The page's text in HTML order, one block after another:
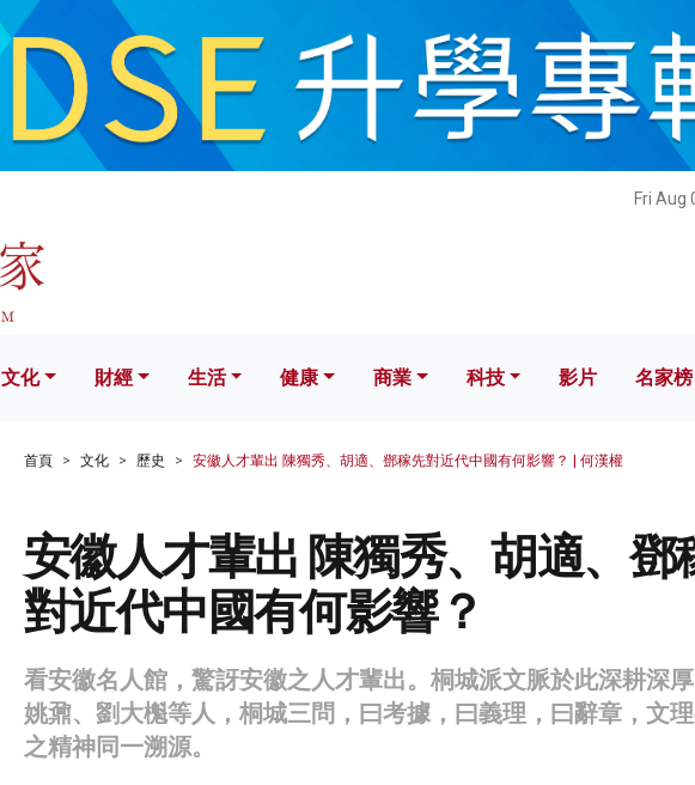
Fri Aug
財經 生活 健康 科技 影片 名
文化 財經 生活 健康 商業 科技 影片 名家榜
首頁 文化 歷史 安徽人才輩出 陳獨秀、胡適、鄧稼先對近代中國有何影響？ | 何漢權
安徽人才輩出 陳獨秀、胡適、鄧
對近代中國有何影響？
看安徽名人館，驚訝安徽之人才輩出。桐城派文脈於此深耕深厚
姚鼐、劉大櫆等人，桐城三問，曰考據，曰義理，曰辭章，文
之精神同一溯源。